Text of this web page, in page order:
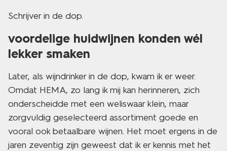
Schrijver in de dop.
voordelige huidwijnen konden wél
lekker smaken
Later, als wijndrinker in de dop, kwam ik er weer.
Omdat HEMA, zo lang ik mij kan herinneren, zich
onderscheidde met een weliswaar klein, maar
zorgvuldig geselecteerd assortiment goede en
vooral ook betaalbare wijnen. Het moet ergens in de
jaren zeventig zijn geweest dat ik er kennis met het